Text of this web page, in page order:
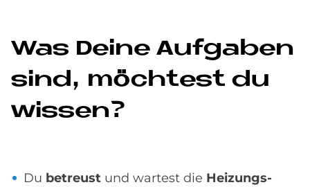
Was De­i­ne Auf­ga­ben
sind, möch­test du
wis­sen?
Du betreust und wartest die Heizungs-